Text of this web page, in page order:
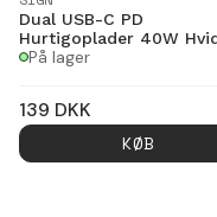
Dual USB-C PD
Hurtigoplader 40W
På lager
139 DKK
KØB